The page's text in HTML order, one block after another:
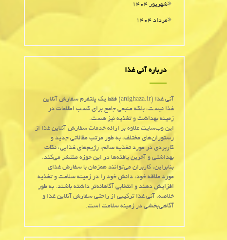
شهریور ۱۴۰۴
مرداد ۱۴۰۴
درباره آنی غذا
آنی غذا (anighaza.ir) فقط یک پلتفرم سفارش آنلاین
غذا نیست، بلکه منبعی جامع برای کسب اطلاعات در
زمینه بهداشت و تغذیه نیز هست.
این وب‌سایت علاوه بر ارائه خدمات سفارش آنلاین غذا از
رستوران‌های مختلف، به طور مرتب مقالاتی جدید و
کاربردی در مورد تغذیه سالم، رژیم‌های غذایی، نکات
بهداشتی و آخرین یافته‌ها در این حوزه منتشر می‌کند.
بنابراین، کاربران می‌توانند همزمان با سفارش غذای
مورد علاقه خود، دانش خود را در زمینه سلامت و تغذیه
افزایش دهند و انتخابی آگاهانه‌تر داشته باشند. به طور
خلاصه، آنی غذا ترکیبی از راحتی سفارش آنلاین غذا و
آگاهی‌بخشی در زمینه سلامت است.